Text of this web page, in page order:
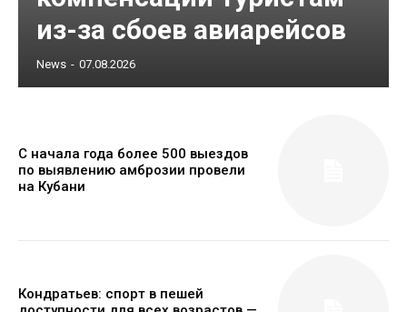
из-за сбоев авиарейсов
News - 07.08.2026
С начала года более 500 выездов
по выявлению амброзии провели
на Кубани
Кондратьев: спорт в пешей